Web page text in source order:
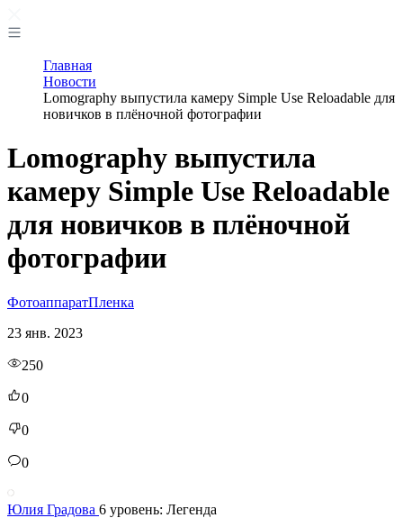
Главная
Новости
Lomography выпустила камеру Simple Use Reloadable для
новичков в плёночной фотографии
Lomography выпустила
камеру Simple Use Reloadable
для новичков в плёночной
фотографии
ФотоаппаратПленка
23 янв. 2023
250
0
0
0
Юлия Градова 6 уровень: Легенда